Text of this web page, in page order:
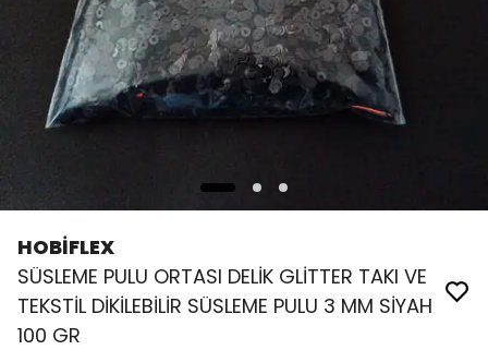
HOBİFLEX
SÜSLEME PULU ORTASI DELİK GLİTTER TAKI VE
TEKSTİL DİKİLEBİLİR SÜSLEME PULU 3 MM SİYAH
100 GR